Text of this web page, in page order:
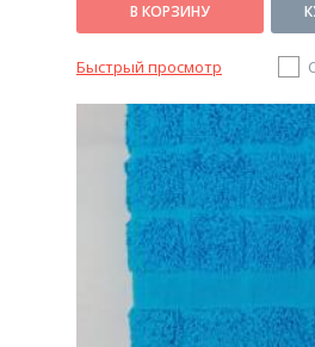
В КОРЗИНУ
Быстрый просмотр